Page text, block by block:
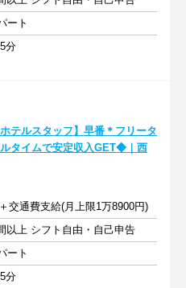
ート
分
ホテルスタッフ】早番＊フリータ
タイムで安定収入GET◆｜西
交通費支給(月上限1万8900円)
以上 シフト自由・自己申告
ート
分